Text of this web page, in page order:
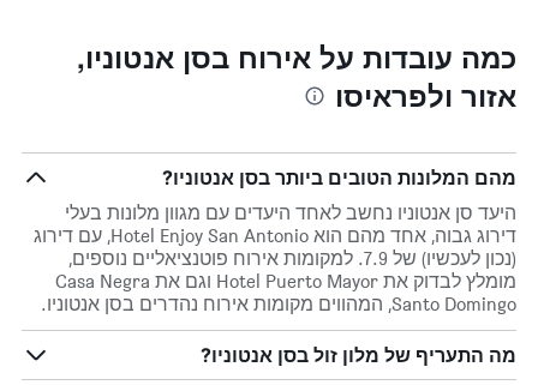
כמה עובדות על אירוח בסן אנטוניו,
אזור ולפראיסו
מהם המלונות הטובים ביותר בסן אנטוניו?
היעד סן אנטוניו נחשב לאחד היעדים עם מגוון מלונות בעלי
דירוג גבוה, אחד מהם הוא Hotel Enjoy San Antonio, עם דירוג
(נכון לעכשיו) של 7.9. למקומות אירוח פוטנציאליים נוספים,
מומלץ לבדוק את Hotel Puerto Mayor וגם את Casa Negra
Santo Domingo, המהווים מקומות אירוח נהדרים בסן אנטוניו.
מה התעריף של מלון זול בסן אנטוניו?